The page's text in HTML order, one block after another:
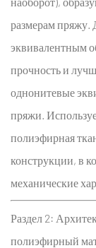
размерам пряжу.
эквивалентным
прочность и
однонитевые
пряжи.
полиэфирная
конструкции, в
механические
Раздел 2:
полиэфирный